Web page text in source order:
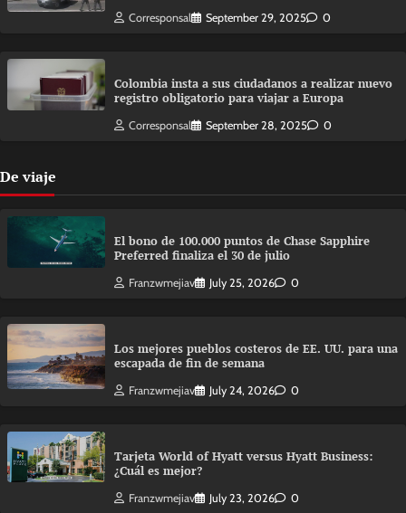
Corresponsal September 29, 2025 0
Colombia insta a sus ciudadanos a realizar nuevo
registro obligatorio para viajar a Europa
Corresponsal September 28, 2025 0
De viaje
El bono de 100.000 puntos de Chase Sapphire
Preferred finaliza el 30 de julio
Franzwmejiav July 25, 2026 0
Los mejores pueblos costeros de EE. UU. para una
escapada de fin de semana
Franzwmejiav July 24, 2026 0
Tarjeta World of Hyatt versus Hyatt Business:
¿Cuál es mejor?
Franzwmejiav July 23, 2026 0